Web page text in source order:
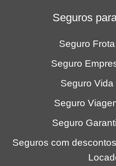
Seguros
Seguro
Seguro
Seguro
Seguro
Seguro
Seguros com